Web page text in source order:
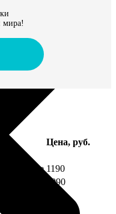
мира!
Цена, руб.
1190
1990